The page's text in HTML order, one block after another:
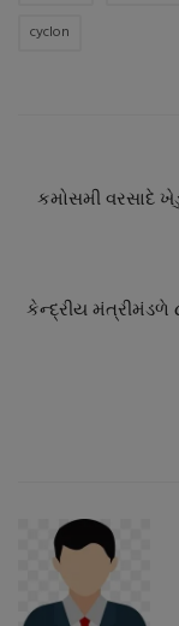
cyclon
કમોસમી વરસાદે
કેન્દ્રીય મંત્રીમંડળે